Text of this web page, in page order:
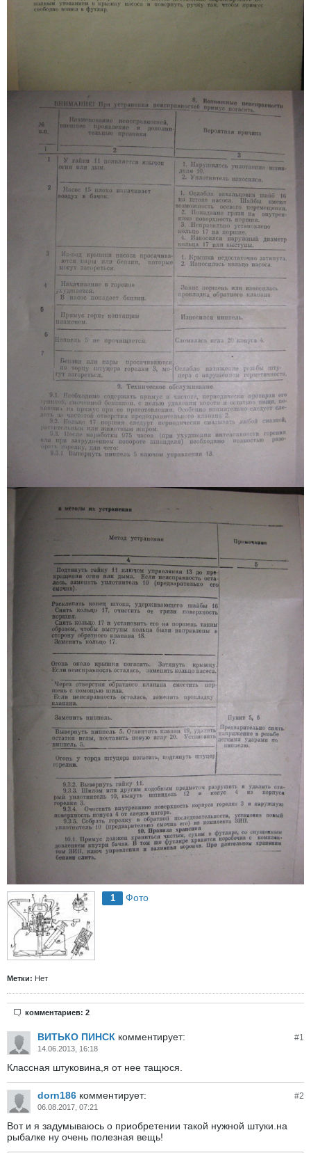
1 Фото
Метки: Нет
комментариев: 2
#1
ВИТЬКО ПИНСК комментирует:
14.06.2013, 16:18
Классная штуковина,я от нее тащюся.
#2
dorn186 комментирует:
06.08.2017, 07:21
Вот и я задумываюсь о приобретении такой нужной штуки.на
рыбалке ну очень полезная вещь!